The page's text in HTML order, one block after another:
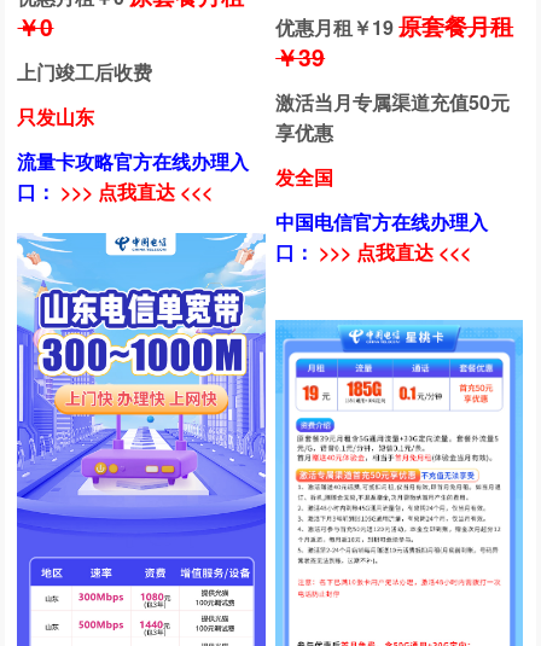
￥0
上门竣工后收费
只发山东
流量卡攻略官方在线办理入
口： >>> 点我直达 <<<
优惠月租￥19原套餐月租
￥39
激活当月专属渠道充值50元
享优惠
发全国
中国电信官方在线办理入
口： >>> 点我直达 <<<